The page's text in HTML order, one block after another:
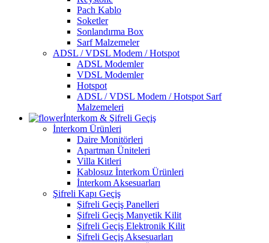
Pach Kablo
Soketler
Sonlandırma Box
Sarf Malzemeler
ADSL / VDSL Modem / Hotspot
ADSL Modemler
VDSL Modemler
Hotspot
ADSL / VDSL Modem / Hotspot Sarf
Malzemeleri
İnterkom & Şifreli Geçiş
İnterkom Ürünleri
Daire Monitörleri
Apartman Üniteleri
Villa Kitleri
Kablosuz İnterkom Ürünleri
İnterkom Aksesuarları
Şifreli Kapı Geçiş
Şifreli Geçiş Panelleri
Şifreli Geçiş Manyetik Kilit
Şifreli Geçiş Elektronik Kilit
Şifreli Geçiş Aksesuarları